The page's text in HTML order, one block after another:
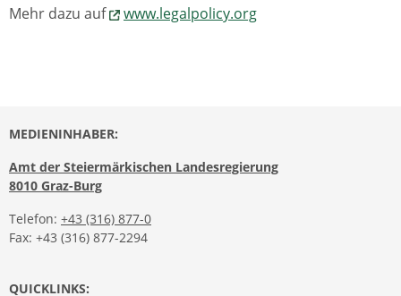
Mehr dazu auf
www.legalpolicy.org
MEDIENINHABER:
Amt der Steiermärkischen Landesregierung
8010 Graz-Burg
Telefon: +43 (316) 877-0
Fax: +43 (316) 877-2294
QUICKLINKS: